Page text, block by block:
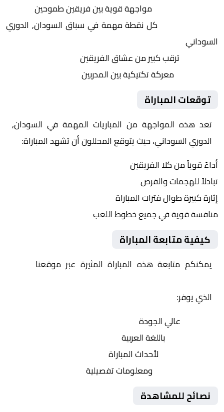
مواجهة قوية بين فريقين طموحين
كل نقطة مهمة في سباق السودان, الدوري
السوداني
ترقب كبير من عشاق الفريقين
معركة تكتيكية بين المدربين
توقعات المباراة
تعد هذه المواجهة من المباريات المهمة في السودان,
الدوري السوداني، حيث يتوقع المحللون أن تشهد المباراة:
أداءً قوياً من كلا الفريقين
تبادلاً للهجمات والفرص
إثارة كبيرة طوال فترات المباراة
منافسة قوية في جميع خطوط اللعب
كيفية متابعة المباراة
يمكنكم متابعة هذه المباراة المثيرة عبر موقعنا
الذي يوفر:
عالي الجودة
باللغة العربية
لأحداث المباراة
ومعلومات تفصيلية
نصائح للمشاهدة